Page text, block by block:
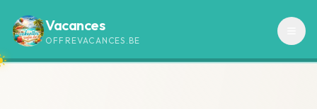
Vacances
OFFREVACANCES.BE